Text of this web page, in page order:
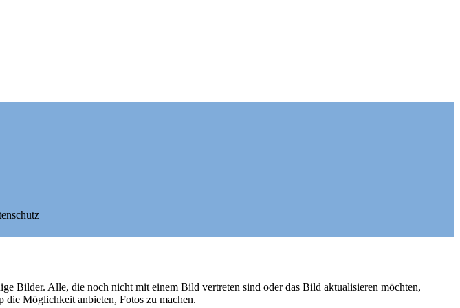
Bilder. Alle, die noch nicht mit einem Bild vertreten sind oder das Bild aktualisieren möchten,
Möglichkeit anbieten, Fotos zu machen.